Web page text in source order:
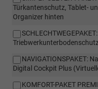
Türkantenschutz, Tablet-
Organizer hinten
Triebwerkunterbodenschutz
NAVIGATIONSPAKET:
Digital Cockpit Plus
KOMFORT-PAKET